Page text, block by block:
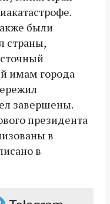
были
страны,
имам города
завершены.
президента
в
в